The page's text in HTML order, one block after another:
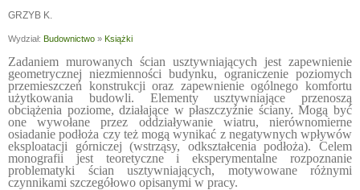
GRZYB K.
Wydział: Budownictwo » Książki
Zadaniem murowanych ścian usztywniających jest zapewnienie
geometrycznej niezmienności budynku, ograniczenie poziomych
przemieszczeń konstrukcji oraz zapewnienie ogólnego komfortu
użytkowania budowli. Elementy usztywniające przenoszą
obciążenia poziome, działające w płaszczyźnie ściany. Mogą być
one wywołane przez oddziaływanie wiatru, nierównomierne
osiadanie podłoża czy też mogą wynikać z negatywnych wpływów
eksploatacji górniczej (wstrząsy, odkształcenia podłoża). Celem
monografii jest teoretyczne i eksperymentalne rozpoznanie
problematyki ścian usztywniających, motywowane różnymi
czynnikami szczegółowo opisanymi w pracy.